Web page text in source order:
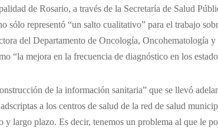
de Rosario, a través de la Secretaría de Salud
sólo representó “un salto cualitativo” para el trabajo
del Departamento de Oncología, Oncohematología
“la mejora en la frecuencia de diagnóstico en los
de la información sanitaria” que se llevó
a los centros de salud de la red de salud
y largo plazo. Es decir, tenemos un problema al que le